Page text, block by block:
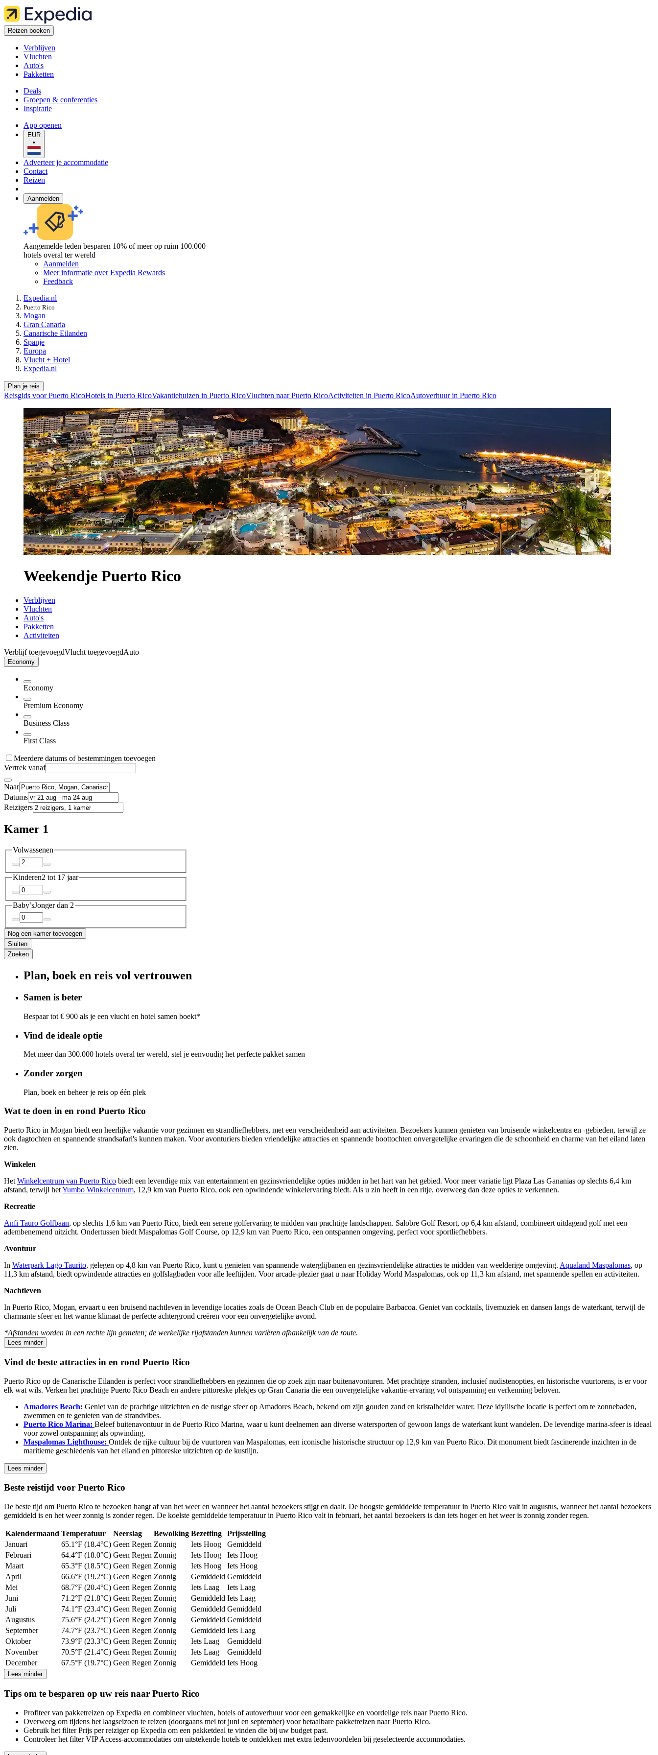
Reizen boeken
Verblijven
Vluchten
Auto's
Pakketten
Deals
Groepen & conferenties
Inspiratie
App openen
EUR
•
Adverteer je accommodatie
Contact
Reizen
Aanmelden
Aangemelde leden besparen 10% of meer op ruim 100.000
hotels overal ter wereld
Aanmelden
Meer informatie over Expedia Rewards
Feedback
Expedia.nl
Puerto Rico
Mogan
Gran Canaria
Canarische Eilanden
Spanje
Europa
Vlucht + Hotel
Expedia.nl
Plan je reis
Reisgids voor Puerto RicoHotels in Puerto RicoVakantiehuizen in Puerto RicoVluchten naar Puerto RicoActiviteiten in Puerto RicoAutoverhuur in Puerto Rico
Weekendje Puerto Rico
Verblijven
Vluchten
Auto's
Pakketten
Activiteiten
Verblijf toegevoegdVlucht toegevoegdAuto
Economy
Economy
Premium Economy
Business Class
First Class
Meerdere datums of bestemmingen toevoegen
Vertrek vanaf
Naar
Datums
Reizigers
Kamer 1
Volwassenen
Kinderen2 tot 17 jaar
Baby’sJonger dan 2
Nog een kamer toevoegen
Sluiten
Zoeken
Plan, boek en reis vol vertrouwen
Samen is beter
Bespaar tot € 900 als je een vlucht en hotel samen boekt*
Vind de ideale optie
Met meer dan 300.000 hotels overal ter wereld, stel je eenvoudig het perfecte pakket samen
Zonder zorgen
Plan, boek en beheer je reis op één plek
Wat te doen in en rond Puerto Rico
Puerto Rico in Mogan biedt een heerlijke vakantie voor gezinnen en strandliefhebbers, met een verscheidenheid aan activiteiten. Bezoekers kunnen genieten van bruisende winkelcentra en -gebieden, terwijl ze
ook dagtochten en spannende strandsafari's kunnen maken. Voor avonturiers bieden vriendelijke attracties en spannende boottochten onvergetelijke ervaringen die de schoonheid en charme van het eiland laten
zien.
Winkelen
Het Winkelcentrum van Puerto Rico biedt een levendige mix van entertainment en gezinsvriendelijke opties midden in het hart van het gebied. Voor meer variatie ligt Plaza Las Gananias op slechts 6,4 km
afstand, terwijl hetYumbo Winkelcentrum, 12,9 km van Puerto Rico, ook een opwindende winkelervaring biedt. Als u zin heeft in een ritje, overweeg dan deze opties te verkennen.
Recreatie
Anfi Tauro Golfbaan, op slechts 1,6 km van Puerto Rico, biedt een serene golfervaring te midden van prachtige landschappen. Salobre Golf Resort, op 6,4 km afstand, combineert uitdagend golf met een
adembenemend uitzicht. Ondertussen biedt Maspalomas Golf Course, op 12,9 km van Puerto Rico, een ontspannen omgeving, perfect voor sportliefhebbers.
Avontuur
In Waterpark Lago Taurito, gelegen op 4,8 km van Puerto Rico, kunt u genieten van spannende waterglijbanen en gezinsvriendelijke attracties te midden van weelderige omgeving. Aqualand Maspalomas, op
11,3 km afstand, biedt opwindende attracties en golfslagbaden voor alle leeftijden. Voor arcade-plezier gaat u naar Holiday World Maspalomas, ook op 11,3 km afstand, met spannende spellen en activiteiten.
Nachtleven
In Puerto Rico, Mogan, ervaart u een bruisend nachtleven in levendige locaties zoals de Ocean Beach Club en de populaire Barbacoa. Geniet van cocktails, livemuziek en dansen langs de waterkant, terwijl de
charmante sfeer en het warme klimaat de perfecte achtergrond creëren voor een onvergetelijke avond.
*Afstanden worden in een rechte lijn gemeten; de werkelijke rijafstanden kunnen variëren afhankelijk van de route.
Lees minder
Vind de beste attracties in en rond Puerto Rico
Puerto Rico op de Canarische Eilanden is perfect voor strandliefhebbers en gezinnen die op zoek zijn naar buitenavonturen. Met prachtige stranden, inclusief nudistenopties, en historische vuurtorens, is er voor
elk wat wils. Verken het prachtige Puerto Rico Beach en andere pittoreske plekjes op Gran Canaria die een onvergetelijke vakantie-ervaring vol ontspanning en verkenning beloven.
Amadores Beach: Geniet van de prachtige uitzichten en de rustige sfeer op Amadores Beach, bekend om zijn gouden zand en kristalhelder water. Deze idyllische locatie is perfect om te zonnebaden,
zwemmen en te genieten van de strandvibes.
Puerto Rico Marina: Beleef buitenavontuur in de Puerto Rico Marina, waar u kunt deelnemen aan diverse watersporten of gewoon langs de waterkant kunt wandelen. De levendige marina-sfeer is ideaal
voor zowel ontspanning als opwinding.
Maspalomas Lighthouse: Ontdek de rijke cultuur bij de vuurtoren van Maspalomas, een iconische historische structuur op 12,9 km van Puerto Rico. Dit monument biedt fascinerende inzichten in de
maritieme geschiedenis van het eiland en pittoreske uitzichten op de kustlijn.
Lees minder
Beste reistijd voor Puerto Rico
De beste tijd om Puerto Rico te bezoeken hangt af van het weer en wanneer het aantal bezoekers stijgt en daalt. De hoogste gemiddelde temperatuur in Puerto Rico valt in augustus, wanneer het aantal bezoekers
gemiddeld is en het weer zonnig is zonder regen. De koelste gemiddelde temperatuur in Puerto Rico valt in februari, het aantal bezoekers is dan iets hoger en het weer is zonnig zonder regen.
Kalendermaand Temperatuur Neerslag Bewolking Bezetting
Prijsstelling
Januari
65.1°F (18.4°C) Geen Regen Zonnig Iets Hoog
Gemiddeld
Februari
64.4°F (18.0°C) Geen Regen Zonnig Iets Hoog
Iets Hoog
Maart
65.3°F (18.5°C) Geen Regen Zonnig Iets Hoog
Iets Hoog
April
66.6°F (19.2°C) Geen Regen Zonnig Gemiddeld Gemiddeld
Mei
68.7°F (20.4°C) Geen Regen Zonnig Iets Laag
Iets Laag
Juni
71.2°F (21.8°C) Geen Regen Zonnig Gemiddeld Iets Laag
Juli
74.1°F (23.4°C) Geen Regen Zonnig Gemiddeld Gemiddeld
Augustus
75.6°F (24.2°C) Geen Regen Zonnig Gemiddeld Gemiddeld
September
74.7°F (23.7°C) Geen Regen Zonnig Gemiddeld Iets Laag
Oktober
73.9°F (23.3°C) Geen Regen Zonnig Iets Laag
Gemiddeld
November
70.5°F (21.4°C) Geen Regen Zonnig Iets Laag
Gemiddeld
December
67.5°F (19.7°C) Geen Regen Zonnig Gemiddeld Iets Hoog
Lees minder
Tips om te besparen op uw reis naar Puerto Rico
Profiteer van pakketreizen op Expedia en combineer vluchten, hotels of autoverhuur voor een gemakkelijke en voordelige reis naar Puerto Rico.
Overweeg om tijdens het laagseizoen te reizen (doorgaans mei tot juni en september) voor betaalbare pakketreizen naar Puerto Rico.
Gebruik het filter Prijs per reiziger op Expedia om een pakketdeal te vinden die bij uw budget past.
Controleer het filter VIP Access-accommodaties om uitstekende hotels te ontdekken met extra ledenvoordelen bij geselecteerde accommodaties.